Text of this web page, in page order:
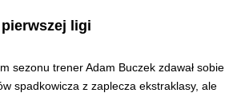
ligi
sezonu trener Adam Buczek zdawał sobie
spadkowicza z zaplecza ekstraklasy, ale